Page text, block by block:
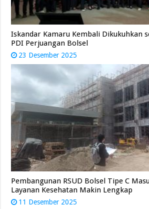
Iskandar Kamaru Kembali Dikukuhkan
PDI Perjuangan Bolsel
23 Desember 2025
Pembangunan RSUD Bolsel Tipe C
Layanan Kesehatan Makin Lengkap
11 Desember 2025